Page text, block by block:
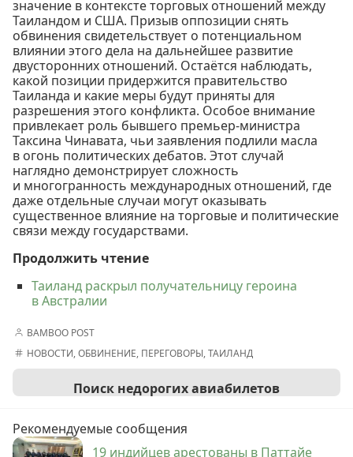
значение в контексте торговых отношений между
Таиландом и США. Призыв оппозиции снять
обвинения свидетельствует о потенциальном
влиянии этого дела на дальнейшее развитие
двусторонних отношений. Остаётся наблюдать,
какой позиции придержится правительство
Таиланда и какие меры будут приняты для
разрешения этого конфликта. Особое внимание
привлекает роль бывшего премьер-министра
Таксина Чинавата, чьи заявления подлили масла
в огонь политических дебатов. Этот случай
наглядно демонстрирует сложность
и многогранность международных отношений, где
даже отдельные случаи могут оказывать
существенное влияние на торговые и политические
связи между государствами.
Продолжить чтение
Таиланд раскрыл получательницу героина
в Австралии
BAMBOO POST
НОВОСТИ,ОБВИНЕНИЕ, ПЕРЕГОВОРЫ,ТАИЛАНД
Поиск недорогих авиабилетов
Рекомендуемые сообщения
19 индийцев арестованы в Паттайе